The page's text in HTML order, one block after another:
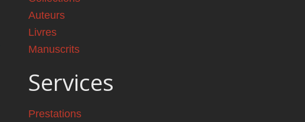
Auteurs
Livres
Manuscrits
Services
Prestations